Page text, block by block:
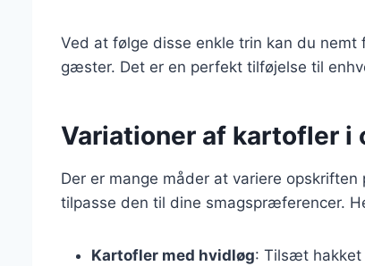
Ved at følge disse enkle trin kan du
gæster. Det er en perfekt tilføjelse til
Variationer af kartofler i
Der er mange måder at variere
tilpasse den til dine smagspræferencer.
Kartofler med hvidløg: Tilsæt hakket